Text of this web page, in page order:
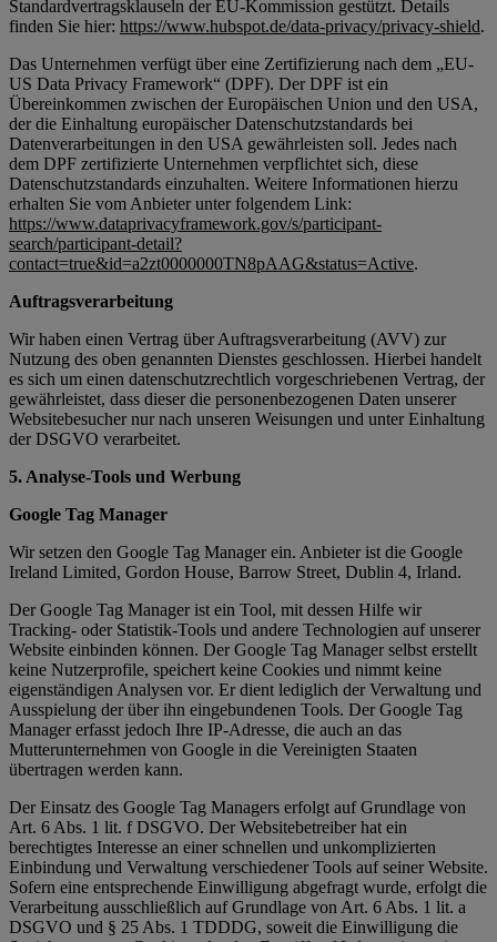
Standardvertragsklauseln der EU-Kommission gestützt. Details
finden Sie hier: https://www.hubspot.de/data-privacy/privacy-shield.
Das Unternehmen verfügt über eine Zertifizierung nach dem „EU-
US Data Privacy Framework“ (DPF). Der DPF ist ein
Übereinkommen zwischen der Europäischen Union und den USA,
der die Einhaltung europäischer Datenschutzstandards bei
Datenverarbeitungen in den USA gewährleisten soll. Jedes nach
dem DPF zertifizierte Unternehmen verpflichtet sich, diese
Datenschutzstandards einzuhalten. Weitere Informationen hierzu
erhalten Sie vom Anbieter unter folgendem Link:
https://www.dataprivacyframework.gov/s/participant-
search/participant-detail?
contact=true&id=a2zt0000000TN8pAAG&status=Active.
Auftragsverarbeitung
Wir haben einen Vertrag über Auftragsverarbeitung (AVV) zur
Nutzung des oben genannten Dienstes geschlossen. Hierbei handelt
es sich um einen datenschutzrechtlich vorgeschriebenen Vertrag, der
gewährleistet, dass dieser die personenbezogenen Daten unserer
Websitebesucher nur nach unseren Weisungen und unter Einhaltung
der DSGVO verarbeitet.
5. Analyse-Tools und Werbung
Google Tag Manager
Wir setzen den Google Tag Manager ein. Anbieter ist die Google
Ireland Limited, Gordon House, Barrow Street, Dublin 4, Irland.
Der Google Tag Manager ist ein Tool, mit dessen Hilfe wir
Tracking- oder Statistik-Tools und andere Technologien auf unserer
Website einbinden können. Der Google Tag Manager selbst erstellt
keine Nutzerprofile, speichert keine Cookies und nimmt keine
eigenständigen Analysen vor. Er dient lediglich der Verwaltung und
Ausspielung der über ihn eingebundenen Tools. Der Google Tag
Manager erfasst jedoch Ihre IP-Adresse, die auch an das
Mutterunternehmen von Google in die Vereinigten Staaten
übertragen werden kann.
Der Einsatz des Google Tag Managers erfolgt auf Grundlage von
Art. 6 Abs. 1 lit. f DSGVO. Der Websitebetreiber hat ein
berechtigtes Interesse an einer schnellen und unkomplizierten
Einbindung und Verwaltung verschiedener Tools auf seiner Website.
Sofern eine entsprechende Einwilligung abgefragt wurde, erfolgt die
Verarbeitung ausschließlich auf Grundlage von Art. 6 Abs. 1 lit. a
DSGVO und § 25 Abs. 1 TDDDG, soweit die Einwilligung die